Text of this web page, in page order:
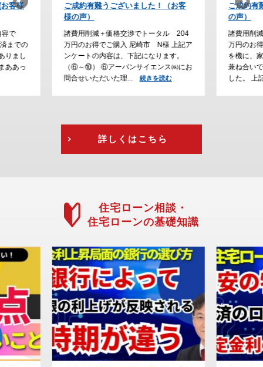
お客
ル 204
上記ア
す。
㈱にお
ご成約有難うございました！(お客様
の声）
諸費用削減＋価格交渉でトータル 230
万円のお得でご購入 川西市 H様 ご結婚
を機に、家探しをスタートして、通勤の
兼ね合いで立地条件にこだわって探しま
した。 上記アン... 続きを読む
納得の
た。
諸費用削
でご購入
大阪で家
が、通勤
えて、
詳しくはこちら
住宅ローン相談・
住宅ローンの基礎知識